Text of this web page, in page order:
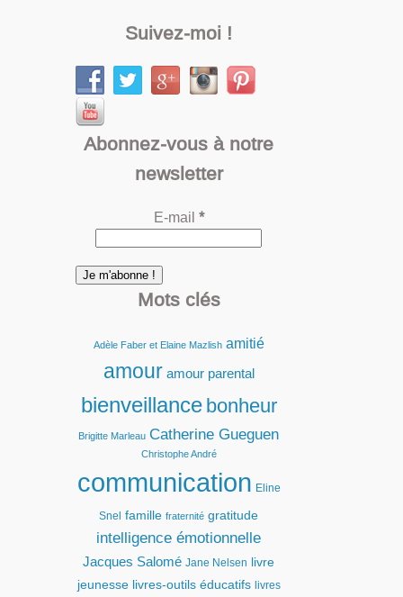
Suivez-moi !
Abonnez-vous à notre
newsletter
E-mail *
Mots clés
Adèle Faber et Elaine Mazlish amitié
amour amour parental
bienveillance bonheur
Brigitte Marleau Catherine Gueguen
Christophe André
communication Eline
Snel famille fraternité gratitude
intelligence émotionnelle
Jacques Salomé Jane Nelsen
livre
jeunesse livres-outils éducatifs livres